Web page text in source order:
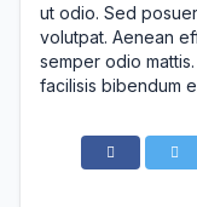
ut odio. Sed
volutpat. Aenean
semper odio
facilisis bibendum